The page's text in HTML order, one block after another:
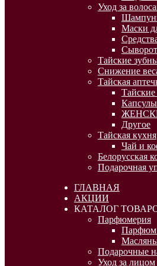
Уход за
Маски
Тайские
Снижение
Тайская
Капсулы
Другое
Тайская кухня
Чай и
Белорусская
Подарочная
ГЛАВНАЯ
АКЦИИ
КАТАЛОГ
Парфюмерия
Парфюм
Подарочные
Уход за лицом